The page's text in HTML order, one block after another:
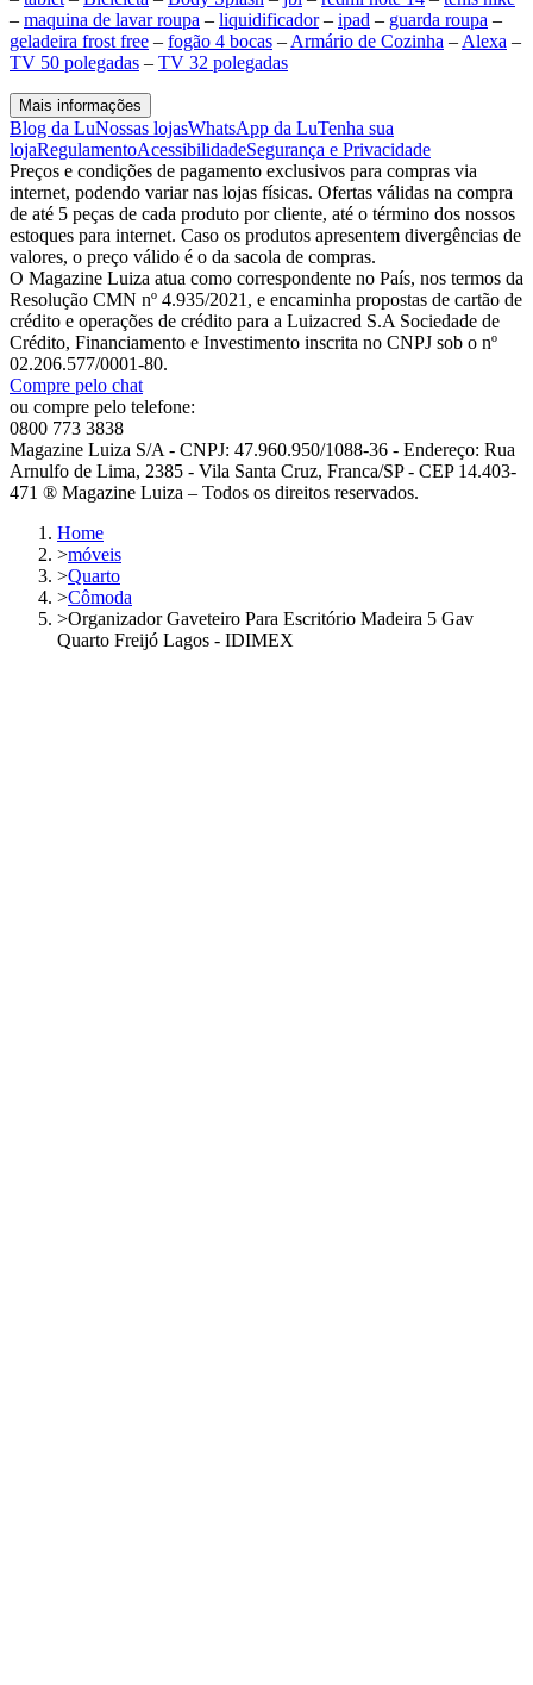
– maquina de lavar roupa – liquidificador– ipad – guarda roupa –
geladeira frost free – fogão 4 bocas – Armário de Cozinha – Alexa –
TV 50 polegadas – TV 32 polegadas
Mais informações
Blog da LuNossas lojasWhatsApp da LuTenha sua
lojaRegulamentoAcessibilidadeSegurança e Privacidade
Preços e condições de pagamento exclusivos para compras via
internet, podendo variar nas lojas físicas. Ofertas válidas na compra
de até 5 peças de cada produto por cliente, até o término dos nossos
estoques para internet. Caso os produtos apresentem divergências de
valores, o preço válido é o da sacola de compras.
O Magazine Luiza atua como correspondente no País, nos termos da
Resolução CMN nº 4.935/2021, e encaminha propostas de cartão de
crédito e operações de crédito para a Luizacred S.A Sociedade de
Crédito, Financiamento e Investimento inscrita no CNPJ sob o nº
02.206.577/0001-80.
Compre pelo chat
ou compre pelo telefone:
0800 773 3838
Magazine Luiza S/A - CNPJ: 47.960.950/1088-36 - Endereço: Rua
Arnulfo de Lima, 2385 - Vila Santa Cruz, Franca/SP - CEP 14.403-
471 ® Magazine Luiza – Todos os direitos reservados.
Home
>móveis
>Quarto
>Cômoda
>Organizador Gaveteiro Para Escritório Madeira 5 Gav
Quarto Freijó Lagos - IDIMEX